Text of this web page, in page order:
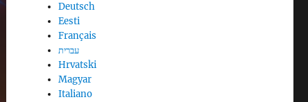
Deutsch
Eesti
Français
עברית
Hrvatski
Magyar
Italiano